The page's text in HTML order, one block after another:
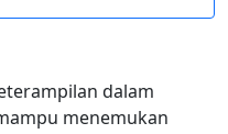
dalam
menemukan